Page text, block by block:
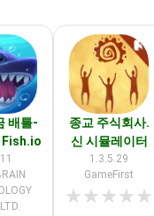
배틀-
Fish.io
종교 주식회사.
신 시뮬레이터
1.3.5.29
GameFirst
★★★★★